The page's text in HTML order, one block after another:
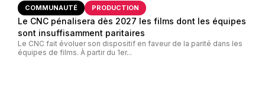
COMMUNAUTÉ PRODUCTION
Le CNC pénalisera dès 2027 les films dont les équipes
sont insuffisamment paritaires
Le CNC fait évoluer son dispositif en faveur de la parité dans les
équipes de films. À partir du 1er...